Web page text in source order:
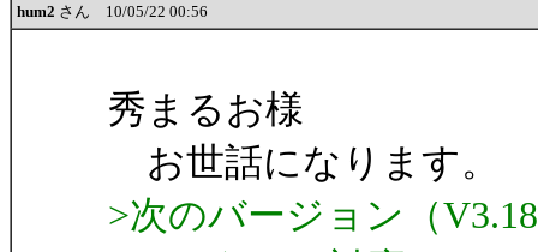
hum2 さん 10/05/22 00:56
秀まるお様
お世話になります。
>次のバージョン（